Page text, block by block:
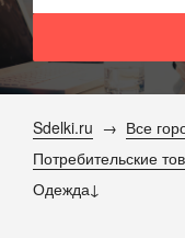
Sdelki.ru
Все
Потребительские
Одежда